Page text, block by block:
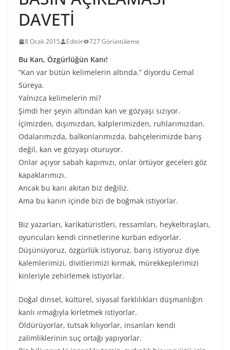
DAVETİ
8 Ocak 2015 Editör 727 Görüntüleme
Bu Kan, Özgürlüğün Kanı!
“Kan var bütün kelimelerin altında.” diyordu Cemal
Süreya.
Yalnızca kelimelerin mi?
Şimdi her şeyin altından kan ve gözyaşı sızıyor.
İçimizden, dışımızdan, kalplerimizden, ruhlarımızdan.
Odalarımızda, balkonlarımızda, bahçelerimizde barış
değil, kan ve gözyaşı oturuyor.
Onlar açıyor sabah kapımızı, onlar örtüyor geceleri göz
kapaklarımızı.
Ancak bu kanı akıtan biz değiliz.
Ama bu kanın içinde bizi de boğmak istiyorlar.
Biz yazarları, karikatüristleri, ressamları, heykeltıraşları,
oyuncuları kendi cinnetlerine kurban ediyorlar.
Düşünüyoruz, özgürlük istiyoruz, barış istiyoruz diye
kalemlerimizi, divitlerimizi kırmak, mürekkeplerimizi
kinleriyle zehirlemek istiyorlar.
Doğal dinsel, kültürel, siyasal farklılıkları düşmanlığın
kanlı ırmağıyla kirletmek istiyorlar.
Öldürüyorlar, tutsak kılıyorlar, insanları kendi
zalimliklerinin suç ortağı yapıyorlar.